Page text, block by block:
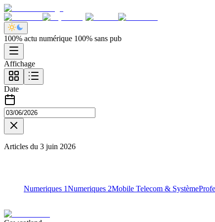
100% actu numérique 100% sans pub
Affichage
Date
Articles du 3 juin 2026
Numeriques 1Numeriques 2Mobile Telecom & Système